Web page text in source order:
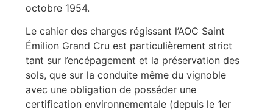
octobre 1954.
Le cahier des charges régissant l’AOC Saint
Émilion Grand Cru est particulièrement strict
tant sur l’encépagement et la préservation des
sols, que sur la conduite même du vignoble
avec une obligation de posséder une
certification environnementale (depuis le 1er